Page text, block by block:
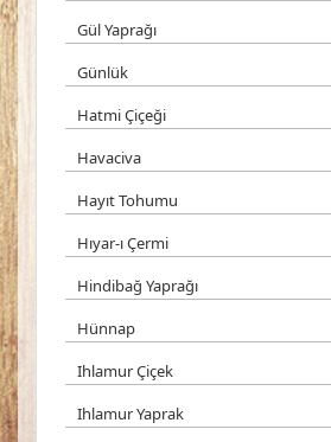
Gül Yaprağı
Günlük
Hatmi Çiçeği
Havaciva
Hayıt Tohumu
Hıyar-ı Çermi
Hindibağ Yaprağı
Hünnap
Ihlamur Çiçek
Ihlamur Yaprak